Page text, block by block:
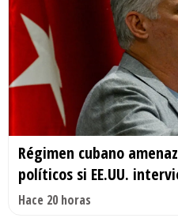
Régimen cubano
políticos si EE.UU.
Hace 20 horas